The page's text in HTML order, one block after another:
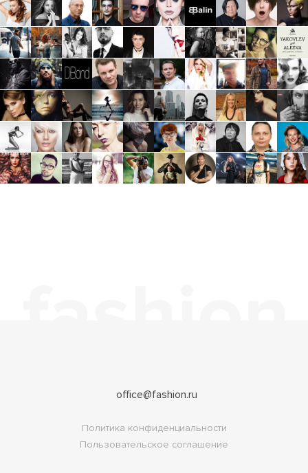
office@fashion.ru
Политика конфиденциальности
Пользовательское соглашение